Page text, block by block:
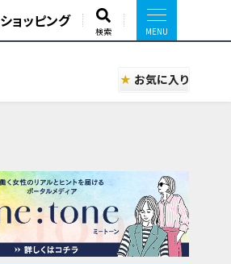
ショッピング
検索
お気に入り